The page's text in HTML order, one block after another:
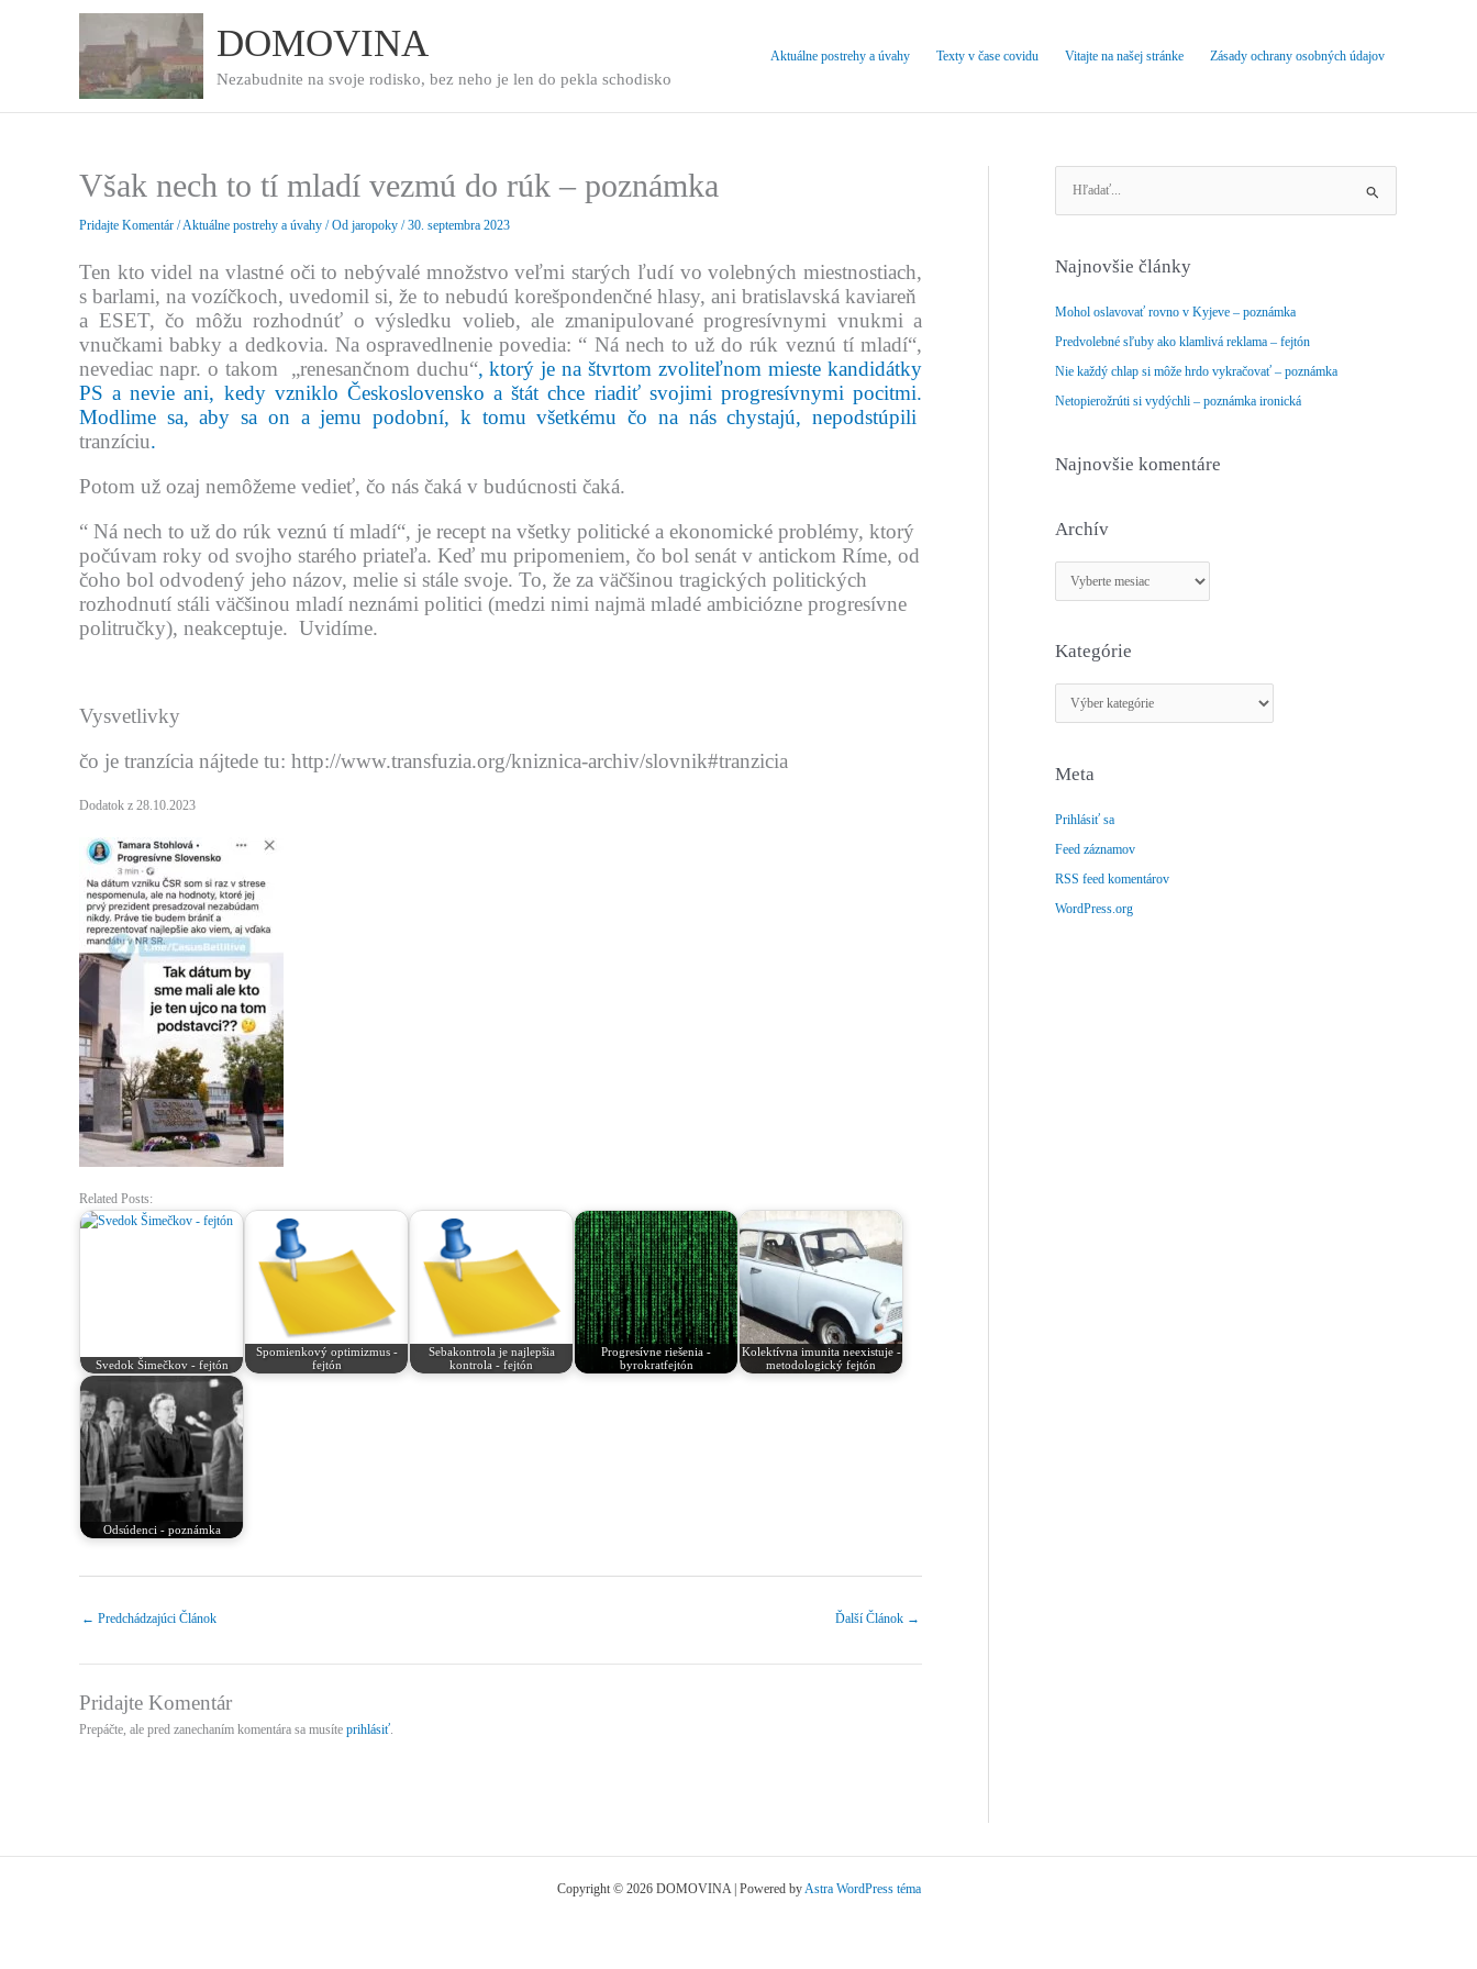
DOMOVINA
Nezabudnite na svoje rodisko, bez neho je len do pekla schodisko
Aktuálne postrehy a úvahy Texty v čase covidu Vitajte na našej stránke Zásady ochrany osobných údajov
Však nech to tí mladí vezmú do rúk – poznámka
Pridajte Komentár /Aktuálne postrehy a úvahy / Od jaropoky /30. septembra 2023
Ten kto videl na vlastné oči to nebývalé množstvo veľmi starých ľudí vo volebných miestnostiach,
s barlami, na vozíčkoch, uvedomil si, že to nebudú korešpondenčné hlasy, ani bratislavská kaviareň
a ESET, čo môžu rozhodnúť o výsledku volieb, ale zmanipulované progresívnymi vnukmi a
vnučkami babky a dedkovia. Na ospravedlnenie povedia: “ Ná nech to už do rúk veznú tí mladí“,
nevediac napr. o takom „renesančnom duchu“, ktorý je na štvrtom zvoliteľnom mieste kandidátky
PS a nevie ani, kedy vzniklo Československo a štát chce riadiť svojimi progresívnymi pocitmi.
Modlime sa, aby sa on a jemu podobní, k tomu všetkému čo na nás chystajú, nepodstúpili
tranzíciu.
Potom už ozaj nemôžeme vedieť, čo nás čaká v budúcnosti čaká.
“ Ná nech to už do rúk veznú tí mladí“, je recept na všetky politické a ekonomické problémy, ktorý
počúvam roky od svojho starého priateľa. Keď mu pripomeniem, čo bol senát v antickom Ríme, od
čoho bol odvodený jeho názov, melie si stále svoje. To, že za väčšinou tragických politických
rozhodnutí stáli väčšinou mladí neznámi politici (medzi nimi najmä mladé ambiciózne progresívne
politručky), neakceptuje. Uvidíme.
Vysvetlivky
čo je tranzícia nájtede tu: http://www.transfuzia.org/kniznica-archiv/slovnik#tranzicia
Dodatok z 28.10.2023
Related Posts:
Svedok Šimečkov - fejtón
Spomienkový optimizmus -
fejtón
Sebakontrola je najlepšia
kontrola - fejtón
Progresívne riešenia -
byrokratfejtón
Kolektívna imunita neexistuje -
metodologický fejtón
Odsúdenci - poznámka
← Predchádzajúci Článok Ďalší Článok →
Pridajte Komentár
Prepáčte, ale pred zanechaním komentára sa musíte prihlásiť.
ľ
d
a
ť
Najnovšie články
Mohol oslavovať rovno v Kyjeve – poznámka
Predvolebné sľuby ako klamlivá reklama – fejtón
Nie každý chlap si môže hrdo vykračovať – poznámka
Netopierožrúti si vydýchli – poznámka ironická
Najnovšie komentáre
Archív
r
h
Kategórie
a
e
ó
r
i
e
Meta
Prihlásiť sa
Feed záznamov
RSS feed komentárov
WordPress.org
Copyright © 2026 DOMOVINA | Powered byAstra WordPress téma